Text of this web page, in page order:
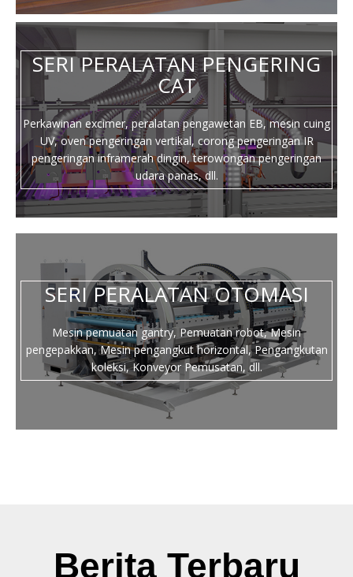
SERI PERALATAN PENGERING
CAT
Perkawinan excimer, peralatan pengawetan EB, mesin cuing
UV, oven pengeringan vertikal, corong pengeringan IR
pengeringan inframerah dingin, terowongan pengeringan
udara panas, dll.
SERI PERALATAN OTOMASI
Mesin pemuatan gantry, Pemuatan robot, Mesin
pengepakkan, Mesin pengangkut horizontal, Pengangkutan
koleksi, Konveyor Pemusatan, dll.
Berita Terbaru